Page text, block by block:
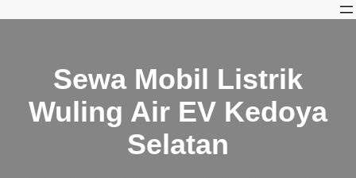
Sewa Mobil Listrik
Wuling Air EV Kedoya
Selatan